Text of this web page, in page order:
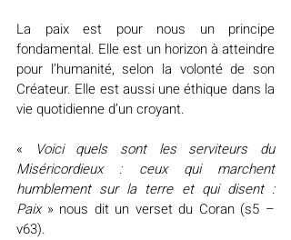
La paix est pour nous un principe
fondamental. Elle est un horizon à atteindre
pour l’humanité, selon la volonté de son
Créateur. Elle est aussi une éthique dans la
vie quotidienne d’un croyant.
«
Voici quels sont les serviteurs du
Miséricordieux : ceux qui marchent
humblement sur la terre et qui disent :
Paix » nous dit un verset du Coran (s5 –
v63).